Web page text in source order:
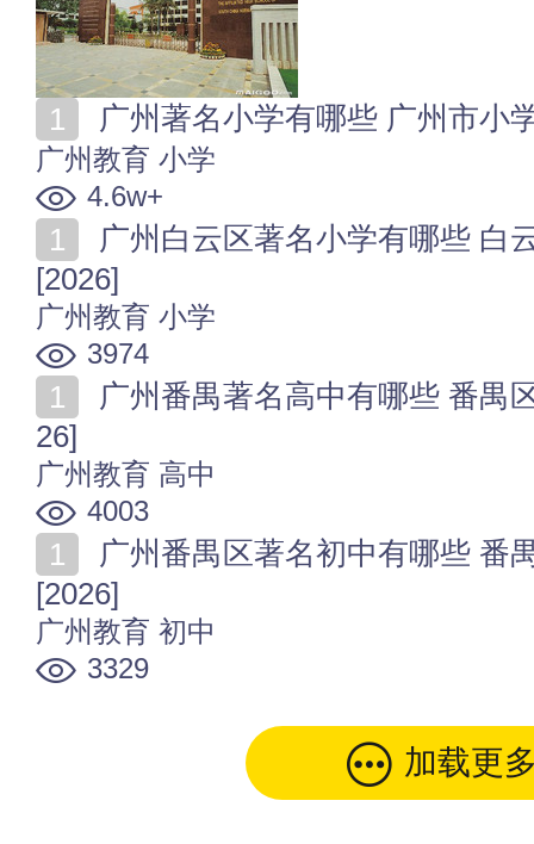
广州著名小学有哪些 广州市小
广州教育 小学
4.6w+
[2026]
广州教育 小学
3974
26]
广州教育 高中
4003
[2026]
广州教育 初中
3329
加载更